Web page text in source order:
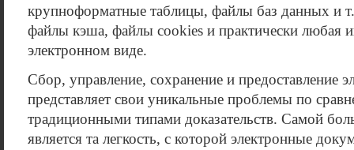
крупноформатные таблицы, файлы баз данных и
файлы кэша, файлы cookies и практически любая
электронном виде.
Сбор, управление, сохранение и предоставление
представляет свои уникальные проблемы по
традиционными типами доказательств. Самой
является та легкость, с которой электронные